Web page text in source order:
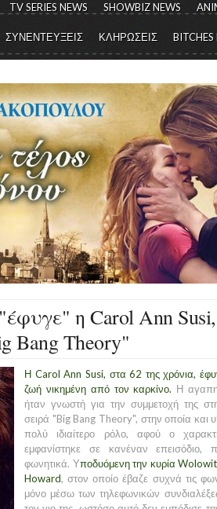
TV SERIES NEWS SHOWBIZ NEWS
ΣΥΝΕΝΤΕΥΞΕΙΣ ΚΛΗΡΩΣΕΙΣ
η Carol Ann
Bang Theory"
Η Carol Ann Susi, στα 62 της χρόνια,
ζωή νικημένη από τον καρκίνο. Η
ήταν γνωστή για την συμμετοχή της
σειρά "Big Bang Theory", στην οποία και
πολύ ιδιαίτερο ρόλο, αφού ο
εμφανίστηκε σε κανέναν επεισόδιο,
φωνητικά. Υποδυόμενη την κυρία
Howard, στον οποίο έβαζε συχνά τις
μόνο μέσω των τηλεφωνικών